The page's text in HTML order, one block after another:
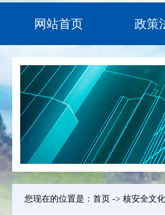
网站首页 政策
您现在的位置是： 首页 -> 核安全文化